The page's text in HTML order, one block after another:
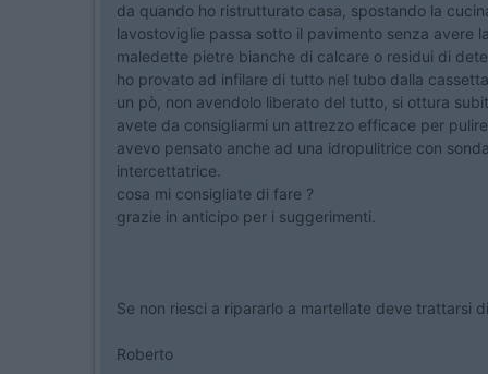
da quando ho ristrutturato casa, spostando la
lavostoviglie passa sotto il pavimento senza avere
maledette pietre bianche di calcare o residui di
ho provato ad infilare di tutto nel tubo dalla
un pò, non avendolo liberato del tutto, si ottura
avete da consigliarmi un attrezzo efficace per
avevo pensato anche ad una idropulitrice con
intercettatrice.
cosa mi consigliate di fare ?
grazie in anticipo per i suggerimenti.
Se non riesci a ripararlo a martellate deve trattarsi
Roberto